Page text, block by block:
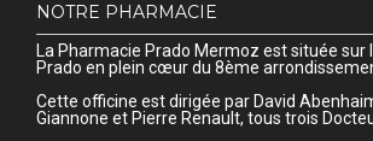
NOTRE PHARMACIE
La Pharmacie Prado Mermoz est située sur
Prado en plein cœur du 8ème
Cette officine est dirigée par David
Giannone et Pierre Renault, tous trois